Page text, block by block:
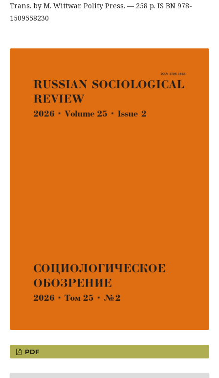
Trans. by M. Wittwar. Polity Press. — 258 p. IS BN 978-
1509558230
PDF